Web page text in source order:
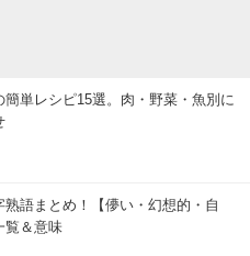
単レシピ15選。肉・野菜・魚別に
熟語まとめ！【儚い・幻想的・自
覧＆意味